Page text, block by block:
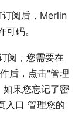
订阅后，Merlin
码。
阅，您需要在
后，点击"管理
如果您忘记了密
入口 管理您的